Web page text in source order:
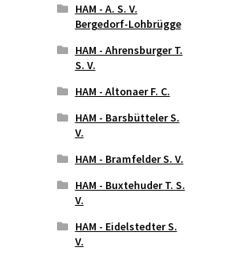
HAM - A. S. V.
Bergedorf-Lohbrügge
HAM - Ahrensburger T.
S. V.
HAM - Altonaer F. C.
HAM - Barsbütteler S.
V.
HAM - Bramfelder S. V.
HAM - Buxtehuder T. S.
V.
HAM - Eidelstedter S.
V.